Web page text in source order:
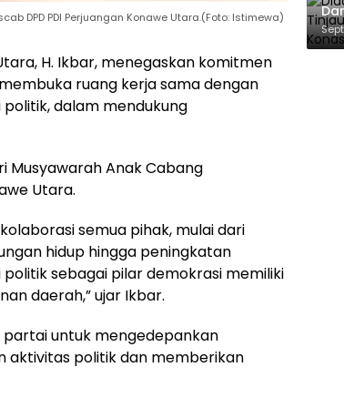
DPD PDI Perjuangan Konawe Utara.(Foto: Istimewa)
H. Ikbar, menegaskan komitmen
ruang kerja sama dengan
dalam mendukung
Musyawarah Anak Cabang
Utara.
semua pihak, mulai dari
hidup hingga peningkatan
sebagai pilar demokrasi memiliki
daerah,” ujar Ikbar.
partai untuk mengedepankan
aktivitas politik dan memberikan